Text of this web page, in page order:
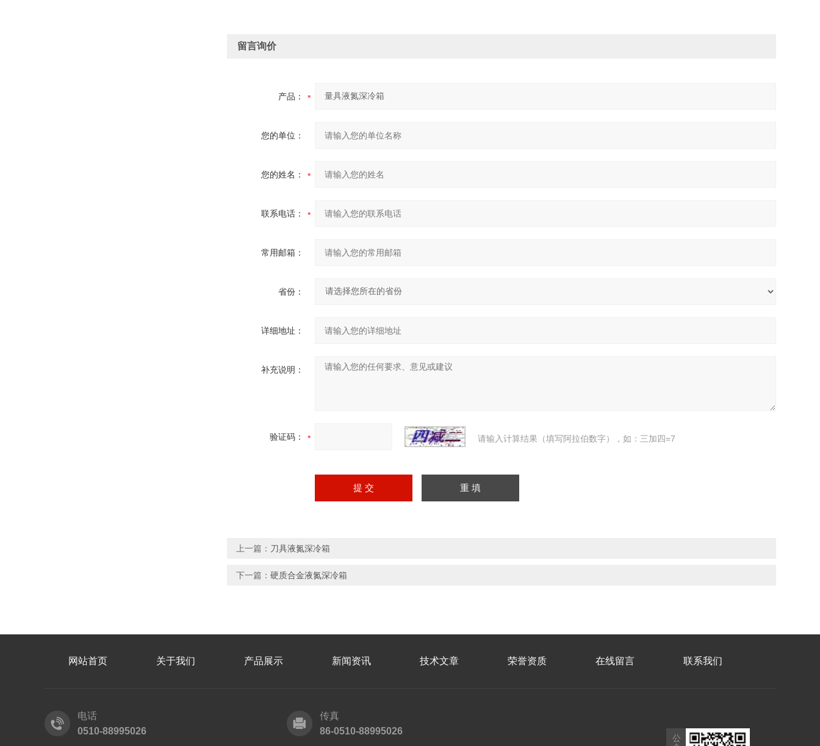
留言询价
产品：
您的单位：
您的姓名：
联系电话：
常用邮箱：
省份：
详细地址：
补充说明：
验证码： 请输入计算结果（填写阿拉伯数字），如：三加四=7
上一篇： 刀具液氮深冷箱
下一篇： 硬质合金液氮深冷箱
网站首页 关于我们 产品展示 新闻资讯 技术文章 荣誉资质 在线留言 联系我们
电话
0510-88995026
传真
86-0510-88995026
公